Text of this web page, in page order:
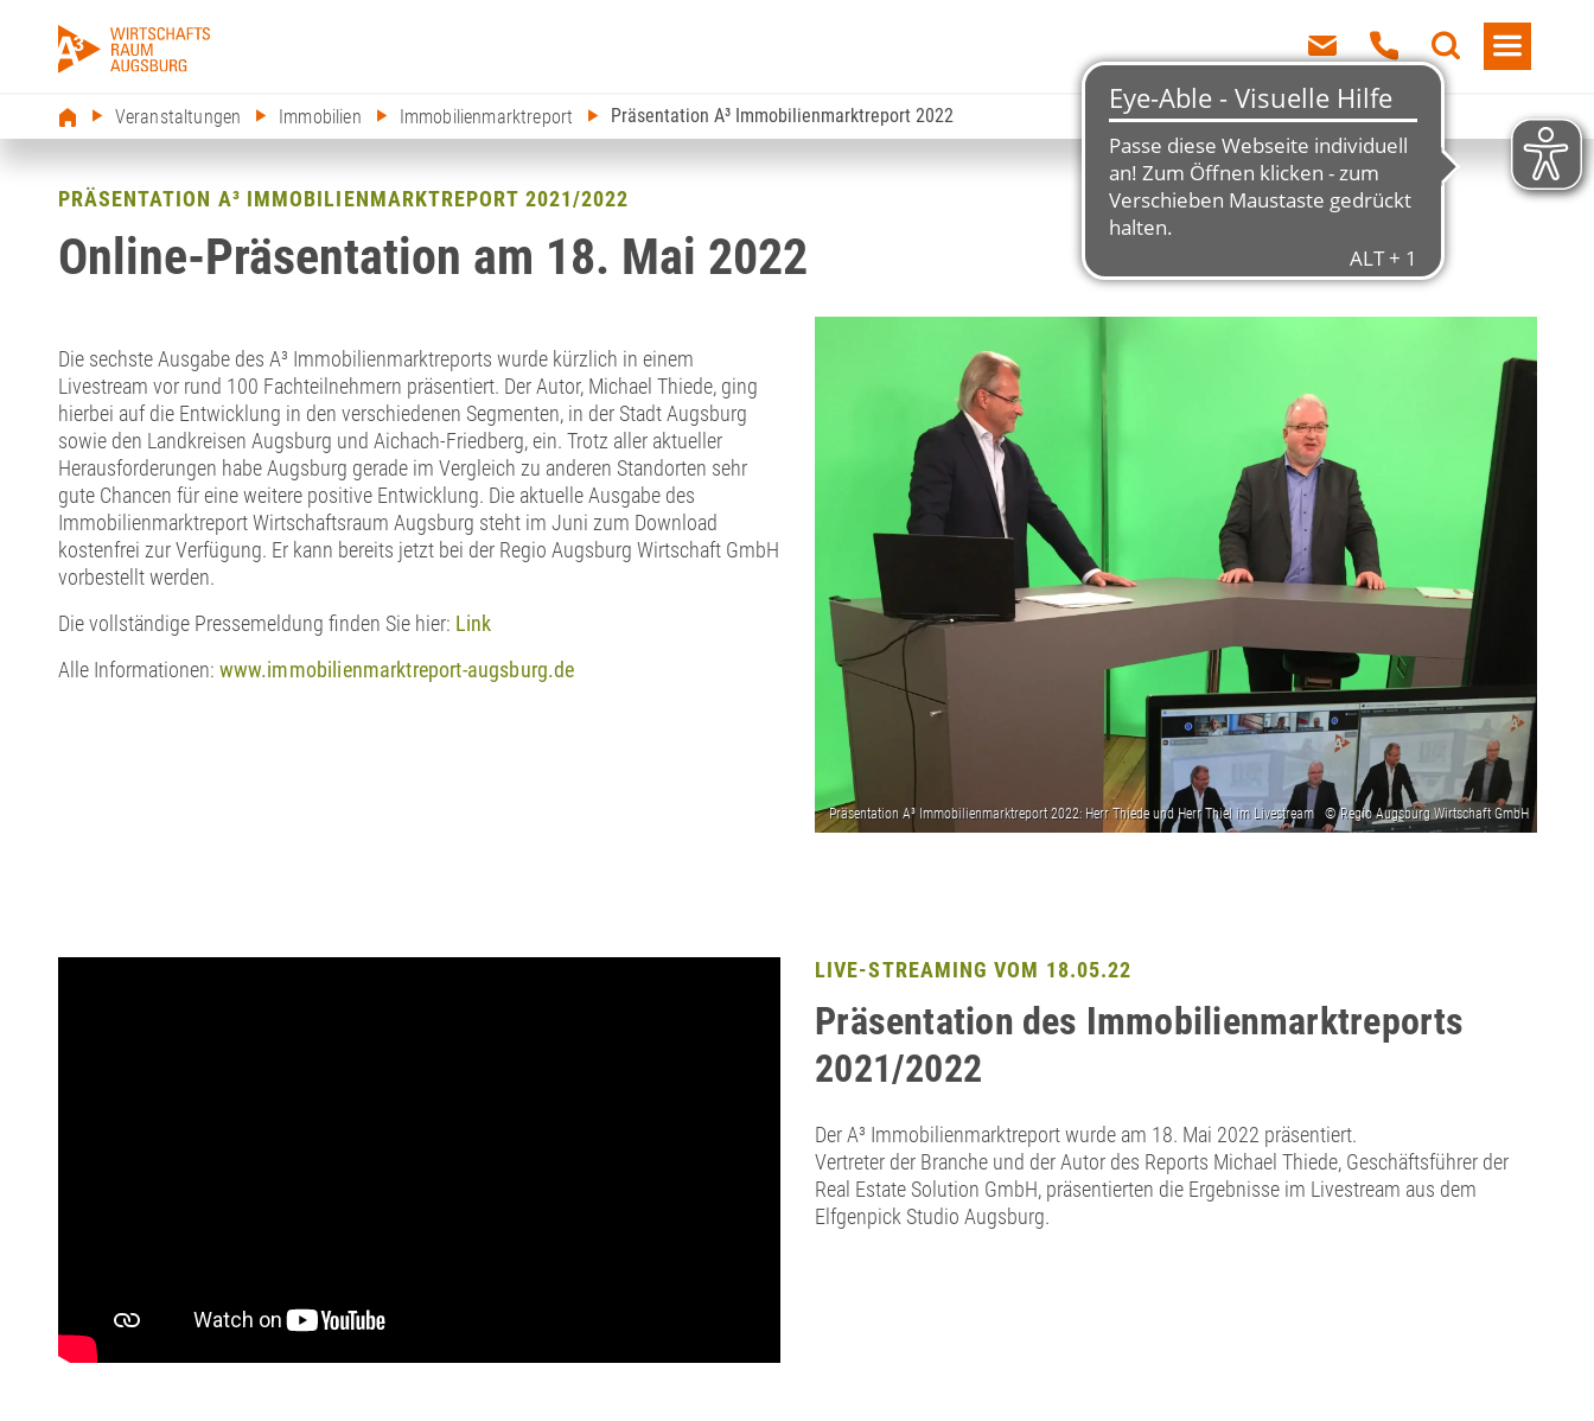
Veranstaltungen Immobilien Immobilienmarktreport Präsentation A³ Immobilienmarktreport 2022
PRÄSENTATION A³ IMMOBILIENMARKTREPORT 2021/2022
Online-Präsentation am 18. Mai 2022
Die sechste Ausgabe des A³ Immobilienmarktreports wurde kürzlich in einem
Livestream vor rund 100 Fachteilnehmern präsentiert. Der Autor, Michael Thiede, ging
hierbei auf die Entwicklung in den verschiedenen Segmenten, in der Stadt Augsburg
sowie den Landkreisen Augsburg und Aichach-Friedberg, ein. Trotz aller aktueller
Herausforderungen habe Augsburg gerade im Vergleich zu anderen Standorten sehr
gute Chancen für eine weitere positive Entwicklung. Die aktuelle Ausgabe des
Immobilienmarktreport Wirtschaftsraum Augsburg steht im Juni zum Download
kostenfrei zur Verfügung. Er kann bereits jetzt bei der Regio Augsburg Wirtschaft GmbH
vorbestellt werden.
Die vollständige Pressemeldung finden Sie hier: Link
Alle Informationen: www.immobilienmarktreport-augsburg.de
LIVE-STREAMING VOM 18.05.22
Präsentation des Immobilienmarktreports
2021/2022
Der A³ Immobilienmarktreport wurde am 18. Mai 2022 präsentiert.
Vertreter der Branche und der Autor des Reports Michael Thiede, Geschäftsführer der
Real Estate Solution GmbH, präsentierten die Ergebnisse im Livestream aus dem
Elfgenpick Studio Augsburg.